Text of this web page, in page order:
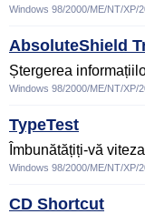
Windows 98/2000/ME/NT/XP/
AbsoluteShield
Ștergerea
Windows 98/2000/ME/NT/XP/
TypeTest
Îmbunătățiți-vă
Windows 98/2000/ME/NT/XP/
CD Shortcut